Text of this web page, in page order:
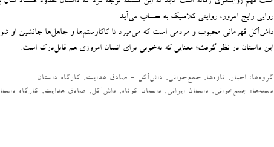
روایی رایج امروز، روایتی کلاسیک به حساب می‌آید.
داش‌آکل قهرمانی محبوب و مردمی است که می‌میرد تا کاکارستم‌ها و جاهل‌ها جانشین او
این داستان در نظر گرفت؛ معنایی که به‌‌خوبی برای انسان امروزی هم قابل‌درک است.
گروه‌ها: اخبار, تازه‌ها, جمع‌خوانی, داش‌آکل - صادق هدایت, کارگاه داستان
دسته‌‌ها: جمع‌خوانی, داستان ایرانی, داستان کوتاه, داش‌آکل, صادق هدایت, کارگاه